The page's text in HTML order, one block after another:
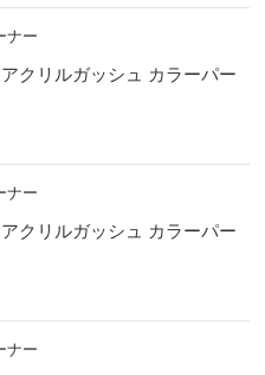
ナー
クリルガッシュ カラーパー
ナー
クリルガッシュ カラーパー
ナー